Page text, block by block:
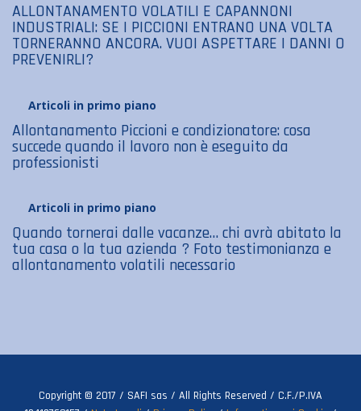
ALLONTANAMENTO VOLATILI E CAPANNONI
INDUSTRIALI: SE I PICCIONI ENTRANO UNA VOLTA
TORNERANNO ANCORA. VUOI ASPETTARE I DANNI O
PREVENIRLI?
Articoli in primo piano
Allontanamento Piccioni e condizionatore: cosa
succede quando il lavoro non è eseguito da
professionisti
Articoli in primo piano
Quando tornerai dalle vacanze… chi avrà abitato la
tua casa o la tua azienda ? Foto testimonianza e
allontanamento volatili necessario
Copyright © 2017 / SAFI sas / All Rights Reserved / C.F./P.IVA